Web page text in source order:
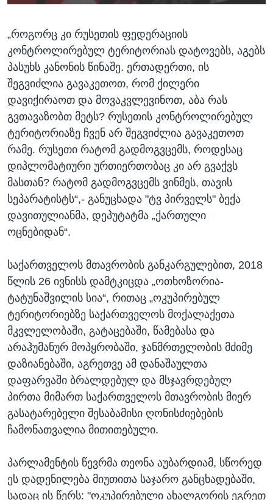
„როგორც კი რუსეთის ფედერაციის
კონტროლირებულ ტერიტორიას დატოვებს, აგებს
პასუხს კანონის წინაშე. ერთადერთი, ის
შეგვიძლია გავაკეთოთ, რომ ქილერი
დავიქირაოთ და მოვაკვლევინოთ, აბა რას
გვთავაზობთ მეტს? რუსეთის კონტროლირებულ
ტერიტორიაზე ჩვენ არ შეგვიძლია გავაკეთოთ
რამე. რუსეთი რატომ გადმოგვცემს, როდესაც
დიპლომატიური ურთიერთობაც კი არ გვაქვს
მასთან? რატომ გადმოგვცემს ვინმეს, თავის
სეპარატისტს“,- განუცხადა "ტვ პირველს" ბექა
დავითულიანმა, დეპუტატმა „ქართული
ოცნებიდან“.
საქართველოს მთავრობის განკარგულებით, 2018
წლის 26 ივნისს დამტკიცდა „ოთხოზორია-
ტატუნაშვილის სია“, რითაც „ოკუპირებულ
ტერიტორიებზე საქართველოს მოქალაქეთა
მკვლელობაში, გატაცებაში, წამებასა და
არაჰუმანურ მოპყრობაში, ჯანმრთელობის მძიმე
დაზიანებაში, აგრეთვე ამ დანაშაულთა
დაფარვაში ბრალდებულ და მსჯავრდებულ
პირთა მიმართ საქართველოს მთავრობის მიერ
გასატარებელი შესაბამისი ღონისძიებების
ჩამონათვალია მითითებული.
პარლამენტის წევრმა თეონა აუბარდიამ, სწორედ
ეს დადენილება მიუთითა საჯარო განცხადებაში,
სადაც ის წერს: "ოკუპირებული ახალგორის ეგრეთ